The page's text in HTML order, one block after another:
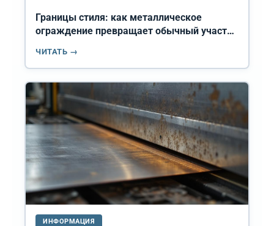
Границы стиля: как металлическое
ограждение превращает обычный участок
ЧИТАТЬ →
ИНФОРМАЦИЯ